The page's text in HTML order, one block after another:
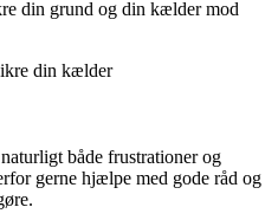
din grund og din kælder mod
din kælder
både frustrationer og
gerne hjælpe med gode råd og